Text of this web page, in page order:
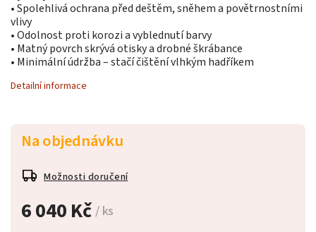
6 040 Kč/ ks
Na objednávku
Možnosti doručení
• Spolehlivá ochrana před deštěm, sněhem a povětrnostními
vlivy
• Odolnost proti korozi a vyblednutí barvy
• Matný povrch skrývá otisky a drobné škrábance
• Minimální údržba – stačí čištění vlhkým hadříkem
Detailní informace